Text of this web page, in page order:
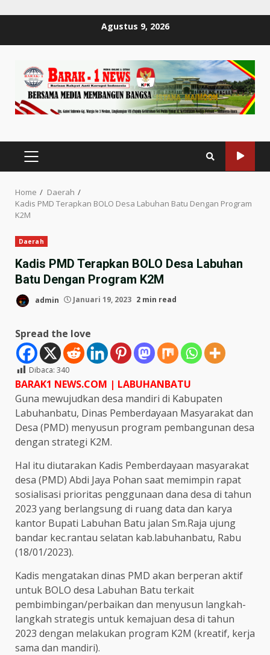
Agustus 9, 2026
PRIMARY
MENU
Home
Daerah
Kadis PMD Terapkan BOLO Desa Labuhan Batu Dengan Program
K2M
Daerah
Kadis PMD Terapkan BOLO Desa Labuhan
Batu Dengan Program K2M
admin Januari 19, 2023 2 min read
Spread the love
Dibaca: 340
BARAK1 NEWS.COM | LABUHANBATU
Guna mewujudkan desa mandiri di Kabupaten
Labuhanbatu, Dinas Pemberdayaan Masyarakat dan
Desa (PMD) menyusun program pembangunan desa
dengan strategi K2M.
Hal itu diutarakan Kadis Pemberdayaan masyarakat
desa (PMD) Abdi Jaya Pohan saat memimpin rapat
sosialisasi prioritas penggunaan dana desa di tahun
2023 yang berlangsung di ruang data dan karya
kantor Bupati Labuhan Batu jalan Sm.Raja ujung
bandar kec.rantau selatan kab.labuhanbatu, Rabu
(18/01/2023).
Kadis mengatakan dinas PMD akan berperan aktif
untuk BOLO desa Labuhan Batu terkait
pembimbingan/perbaikan dan menyusun langkah-
langkah strategis untuk kemajuan desa di tahun
2023 dengan melakukan program K2M (kreatif, kerja
sama dan mandiri).